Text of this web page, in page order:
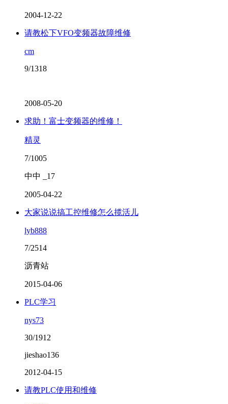
2004-12-22
请教松下VFO变频器故障维修
cm
9/1318
2008-05-20
求助！富士变频器的维修！
精灵
7/1005
中中 _17
2005-04-22
大家说说搞工控维修怎么揽活儿
lyb888
7/2514
沥青站
2015-04-06
PLC学习
nys73
30/1912
jieshao136
2012-04-15
请教PLC使用和维修